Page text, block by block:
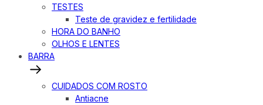
TESTES
Teste de gravidez e fertilidade
HORA DO BANHO
OLHOS E LENTES
BARRA
CUIDADOS COM ROSTO
Antiacne